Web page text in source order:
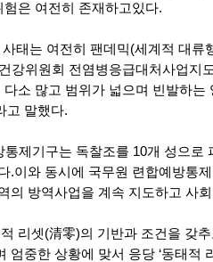
은 여전히 존재하고있다.
태는 여전히 팬데믹(세계적 대
강위원회 전염병응급대처사업지
소 많고 범위가 넓으며 빈발하
고 말했다.
제기구는 독찰조를 10개 성으로
.이와 동시에 국무원 련합예방통
의 방역사업을 계속 지도하고 사
리셋(清零)의 기반과 조건을 갖
엄중한 상황에 맞서 응당 ‘동태적